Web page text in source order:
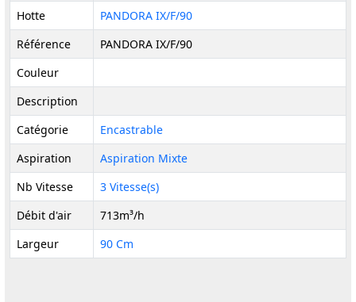
Hotte
PANDORA IX/F/90
Référence
PANDORA IX/F/90
Couleur
Description
Catégorie
Encastrable
Aspiration
Aspiration Mixte
Nb Vitesse
3 Vitesse(s)
Débit d'air
713m³/h
Largeur
90 Cm